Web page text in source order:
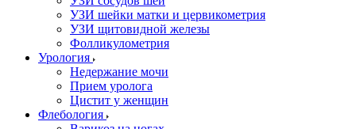
УЗИ шейки матки и цервикометрия
УЗИ щитовидной железы
Фолликулометрия
Урология
Недержание мочи
Прием уролога
Цистит у женщин
Флебология